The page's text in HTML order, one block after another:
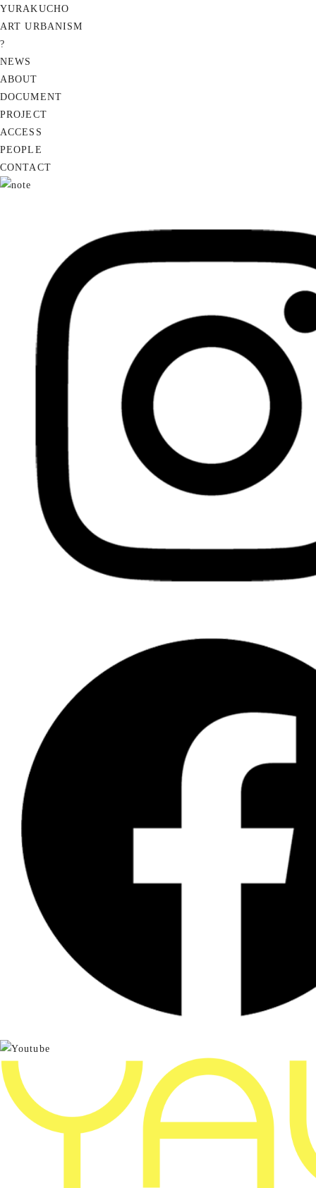
YURAKUCHO
ART URBANISM
?
NEWS
ABOUT
DOCUMENT
PROJECT
ACCESS
PEOPLE
CONTACT